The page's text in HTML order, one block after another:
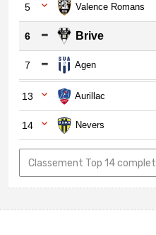
5 Valence Romans
6 Brive
7 Agen
13 Aurillac
14 Nevers
Classement Top 14 complet